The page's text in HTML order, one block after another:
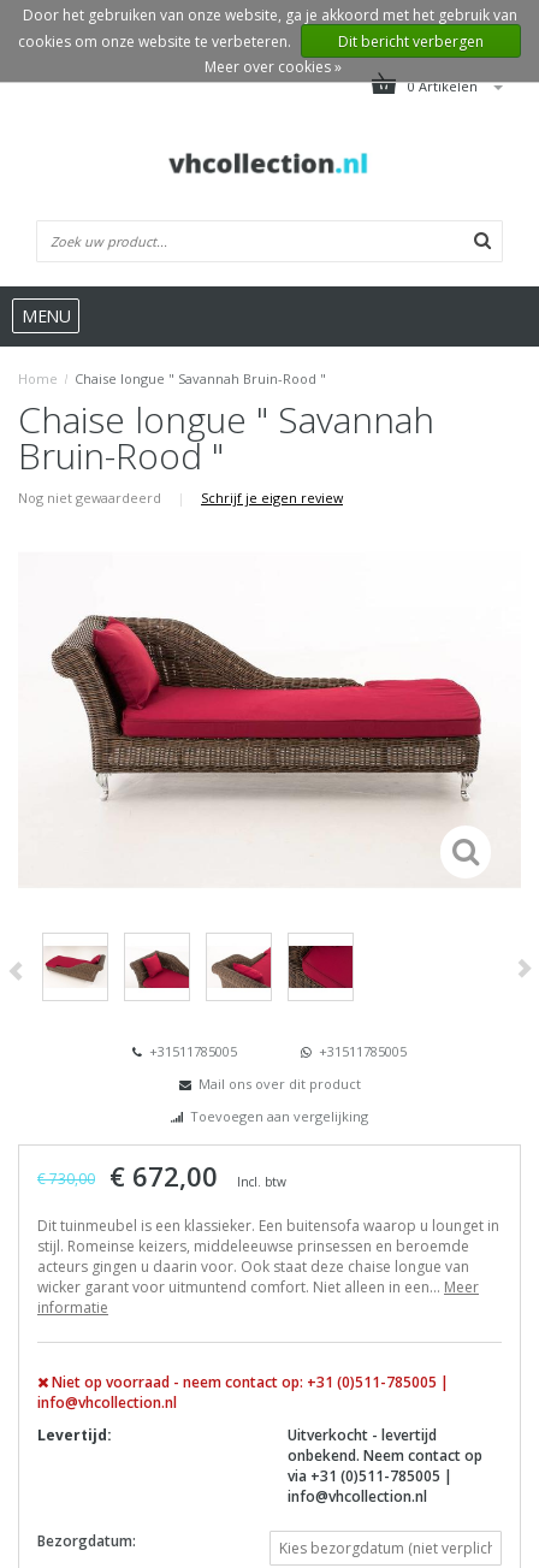
0 Artikelen
MENU
Home / Chaise longue " Savannah Bruin-Rood "
Chaise longue " Savannah
Bruin-Rood "
Nog niet gewaardeerd | Schrijf je eigen review
+31511785005
+31511785005
Mail ons over dit product
Toevoegen aan vergelijking
€ 730,00 € 672,00 Incl. btw
Dit tuinmeubel is een klassieker. Een buitensofa waarop u lounget in
stijl. Romeinse keizers, middeleeuwse prinsessen en beroemde
acteurs gingen u daarin voor. Ook staat deze chaise longue van
wicker garant voor uitmuntend comfort. Niet alleen in een... Meer
informatie
Niet op voorraad - neem contact op: +31 (0)511-785005 |
info@vhcollection.nl
Levertijd:
Uitverkocht - levertijd
onbekend. Neem contact op
via +31 (0)511-785005 |
info@vhcollection.nl
Bezorgdatum:
Door het gebruiken van onze website, ga je akkoord met het gebruik van
cookies om onze website te verbeteren.
Dit bericht verbergen
Meer over cookies »